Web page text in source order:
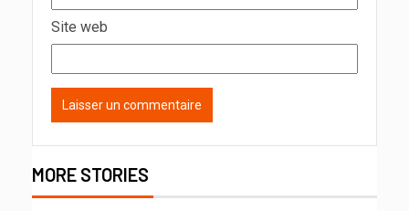
Site web
MORE STORIES